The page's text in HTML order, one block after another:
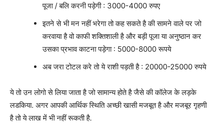
पूजा / बलि करनी पड़ेगी : 3000-4000 रुपए
इतने से भी मन नहीं भरेगा तो कह सकते है की सामने वाले पर जो
करवाया है वो काफी शक्तिशाली है और बड़ी पूजा या अनुष्ठान कर
उसका प्रभाव काटना पड़ेगा : 5000-8000 रूपये
अब जरा टोटल करे तो ये राशी पड़ती है : 20000-25000 रुपये
ये तो उन लोगो से लिया जाता है जो सामान्य होते है जैसे की कॉलेज के लड़के
लडकिया. अगर आपकी आर्थिक स्थिति अच्छी खासी मजबूत है और मजबूर गृहणी
है तो ये लाख में भी नहीं रूकती है.